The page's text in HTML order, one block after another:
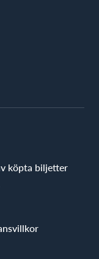
köpta biljetter